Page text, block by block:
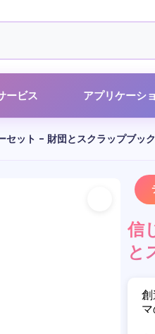
ービス アプリケーシ
セット - 財団とスクラップブック
信
と